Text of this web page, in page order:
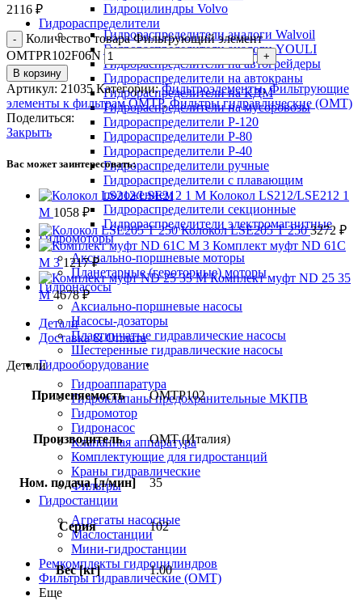
Гидроцилиндры Volvo
Гидрораспределители
Гидрораспределители аналоги Walvoil
Гидрораспределители аналоги YOULI
Гидрораспределители на автогрейдеры
Гидрораспределители на автокраны
Гидрораспределители на КДМ
Гидрораспределители на мусоровозы
Гидрораспределители Р-120
Гидрораспределители Р-80
Гидрораспределители Р-40
Гидрораспределители ручные
Гидрораспределители с плавающим
положением
Гидрораспределители секционные
Гидрораспределители электромагнитные
Гидромоторы
Аксиально-поршневые моторы
Планетарные (героторные) моторы
Гидронасосы
Аксиально-поршневые насосы
Насосы-дозаторы
Пластинчатые гидравлические насосы
Шестеренные гидравлические насосы
Гидрооборудование
Гидроаппаратура
Гидроклапаны предохранительные МКПВ
Гидромотор
Гидронасос
Клапанная аппаратура
Комплектующие для гидростанций
Краны гидравлические
Фильтры
Гидростанции
Агрегаты насосные
Маслостанции
Мини-гидростанции
Ремкомплекты гидроцилиндров
Фильтры гидравлические (OMT)
Еще
2116 ₽
Количество товара Фильтрующий элемент
OMTPR102F06N
В корзину
Артикул: 21035Категории: Фильтроэлементы, Фильтрующие
элементы к фильтрам OMTP, Фильтры гидравлические (OMT)
Поделиться:
Закрыть
Вас может заинтересовать:
Колокол LS212/LSE212 1
M 1058 ₽
Колокол LSE205 T 2503272 ₽
Комплект муфт ND 61C
M 31217₽
Комплект муфт ND 25 35
M4678₽
Детали
Доставка & Оплата
Детали
Применяемость OMTP102
Производитель OMT (Италия)
Ном. подача [л/мин] 35
Серия 102
Вес [кг] 1.00